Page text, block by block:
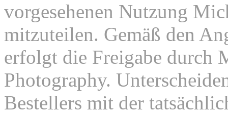
vorgesehenen Nutzung
mitzuteilen. Gemäß den
erfolgt die Freigabe durch
Photography.
Bestellers mit der